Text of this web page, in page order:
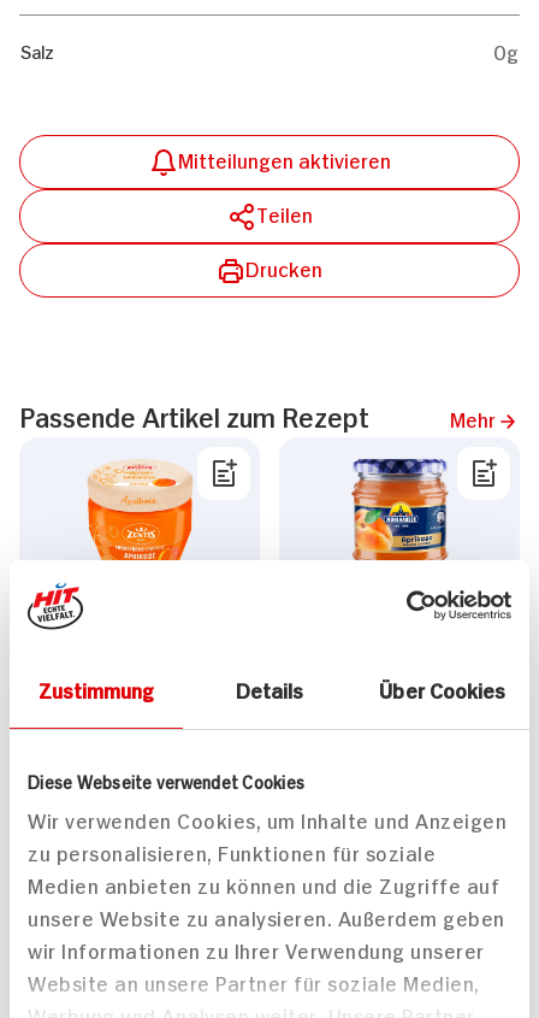
Zustimmung Details Über Cookies
Diese Webseite verwendet Cookies
Wir verwenden Cookies, um Inhalte und Anzeigen
zu personalisieren, Funktionen für soziale
Medien anbieten zu können und die Zugriffe auf
unsere Website zu analysieren. Außerdem geben
wir Informationen zu Ihrer Verwendung unserer
Website an unsere Partner für soziale Medien,
Salz 0g
Mitteilungen aktivieren
Teilen
Drucken
Passende Artikel zum Rezept Mehr
Zentis Frühstücks-
1.
Mühlhäuser Konfitüre
1.
Alle Rezepte